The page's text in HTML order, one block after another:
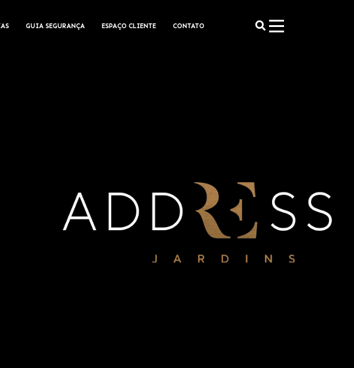
GUIA SEGURANÇA ESPAÇO CLIENTE CONTATO